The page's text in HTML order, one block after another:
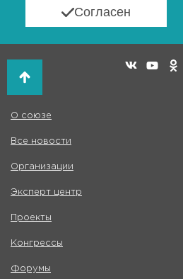
Согласен
О союзе
Все новости
Организации
Эксперт центр
Проекты
Конгрессы
Форумы